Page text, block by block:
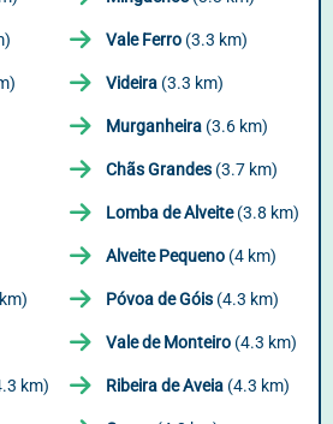
Vale Ferro (3.3 km)
Videira (3.3 km)
Murganheira (3.6 km)
Chãs Grandes (3.7 km)
Lomba de Alveite(3.8 km)
Alveite Pequeno (4 km)
Póvoa de Góis (4.3 km)
Vale de Monteiro (4.3 km)
km) Ribeira de Aveia (4.3 km)